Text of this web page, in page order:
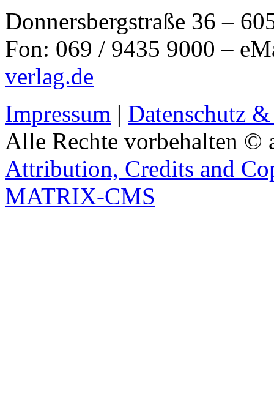
Donnersbergstraße 36 –
Fon: 069 / 9435 9000 –
verlag.de
Impressum | Datenschutz
Alle Rechte vorbehalten ©
Attribution, Credits and
MATRIX-CMS